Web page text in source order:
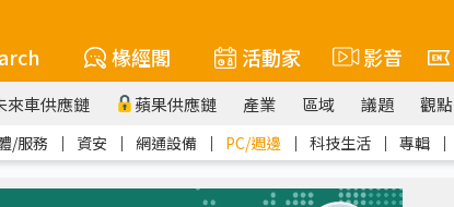
椽經閣 活動家 影音
來車供應鏈 蘋果供應鏈 產業 區域 議題 觀點
/服務 ｜ 資安 ｜ 網通設備 ｜ PC/週邊 ｜ 科技生活 ｜ 專輯 ｜